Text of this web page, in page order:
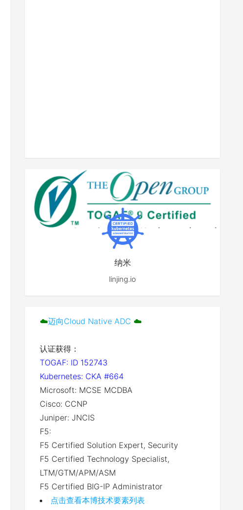
纳米
linjing.io
☁️迈向Cloud Native ADC ☁️
认证获得：
TOGAF: ID 152743
Kubernetes: CKA #664
Microsoft: MCSE MCDBA
Cisco: CCNP
Juniper: JNCIS
F5:
F5 Certified Solution Expert, Security
F5 Certified Technology Specialist,
LTM/GTM/APM/ASM
F5 Certified BIG-IP Administrator
点击查看本博技术要素列表